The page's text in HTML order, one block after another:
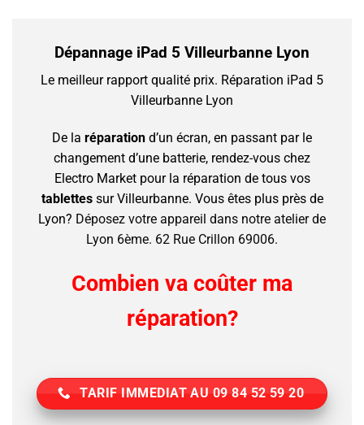
Dépannage iPad 5 Villeurbanne Lyon
Le meilleur rapport qualité prix. Réparation iPad 5
Villeurbanne Lyon
De la réparation d’un écran, en passant par le
changement d’une batterie, rendez-vous chez
Electro Market pour la réparation de tous vos
tablettessur Villeurbanne. Vous êtes plus près de
Lyon? Déposez votre appareil dans notre atelier de
Lyon 6ème. 62 Rue Crillon 69006.
Combien va coûter ma
réparation?
TARIF IMMEDIAT AU 09 84 52 59 20